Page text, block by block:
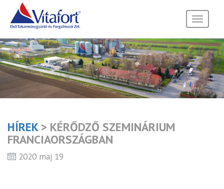
Toggle
HÍREK> KÉRŐDZŐ SZEMINÁRIUM
FRANCIAORSZÁGBAN
2020 maj 19